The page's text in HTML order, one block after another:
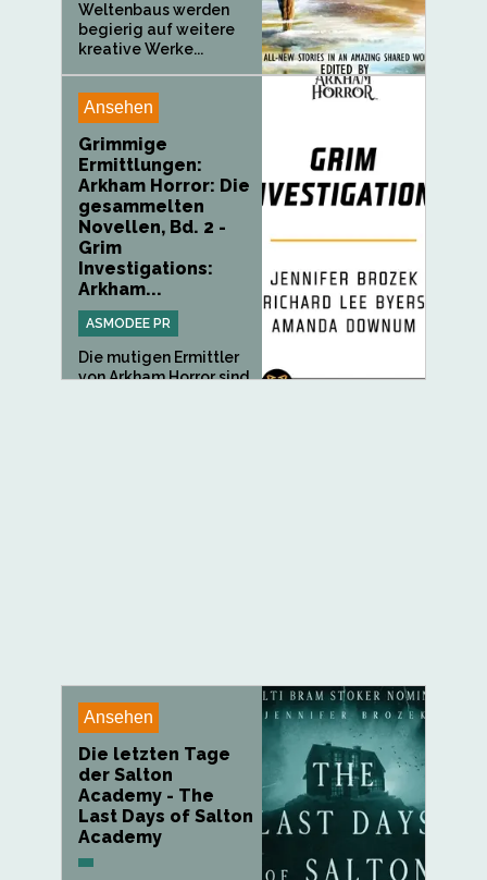
Weltenbaus werden
begierig auf weitere
kreative Werke...
Ansehen
Grimmige
Ermittlungen:
Arkham Horror: Die
gesammelten
Novellen, Bd. 2 -
Grim
Investigations:
Arkham...
ASMODEE PR
Die mutigen Ermittler
von Arkham Horror sind
Ansehen
Die letzten Tage
der Salton
Academy - The
Last Days of Salton
Academy